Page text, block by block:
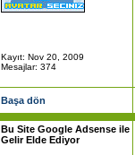
Kayıt: Nov 20, 2009
Mesajlar: 374
Başa dön
Bu Site Google Adsense ile
Gelir Elde Ediyor